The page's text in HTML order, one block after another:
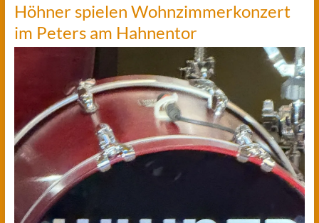
Höhner spielen Wohnzimmerkonzert
im Peters am Hahnentor